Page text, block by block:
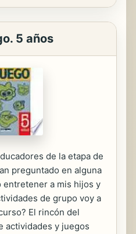
5 años
de la etapa de
preguntado en alguna
entretener a mis hijos y
de grupo voy a
El rincón del
actividades y juegos